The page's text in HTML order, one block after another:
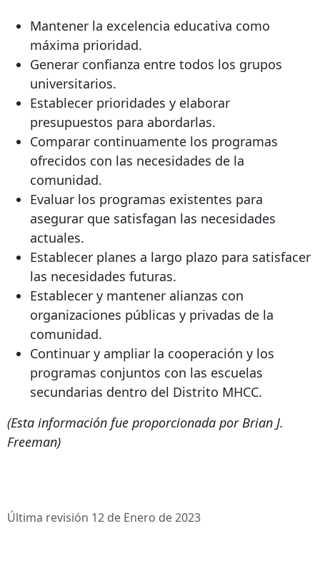
Mantener la excelencia educativa como
máxima prioridad.
Generar confianza entre todos los grupos
universitarios.
Establecer prioridades y elaborar
presupuestos para abordarlas.
Comparar continuamente los programas
ofrecidos con las necesidades de la
comunidad.
Evaluar los programas existentes para
asegurar que satisfagan las necesidades
actuales.
Establecer planes a largo plazo para satisfacer
las necesidades futuras.
Establecer y mantener alianzas con
organizaciones públicas y privadas de la
comunidad.
Continuar y ampliar la cooperación y los
programas conjuntos con las escuelas
secundarias dentro del Distrito MHCC.
(Esta información fue proporcionada por Brian J.
Freeman)
Última revisión 12 de Enero de 2023